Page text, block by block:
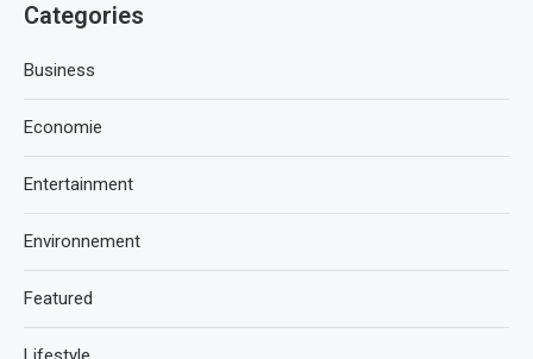
Categories
Business
Economie
Entertainment
Environnement
Featured